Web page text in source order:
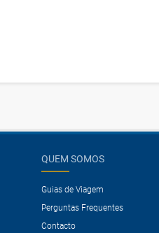
QUEM SOMOS
Guias de Viagem
Perguntas Frequentes
Contacto